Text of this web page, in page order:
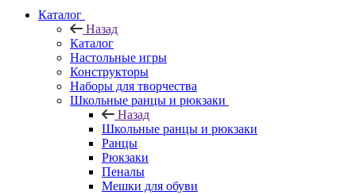
Каталог
Назад
Каталог
Настольные игры
Конструкторы
Наборы для творчества
Школьные ранцы и рюкзаки
Назад
Школьные ранцы и рюкзаки
Ранцы
Рюкзаки
Пеналы
Мешки для обуви